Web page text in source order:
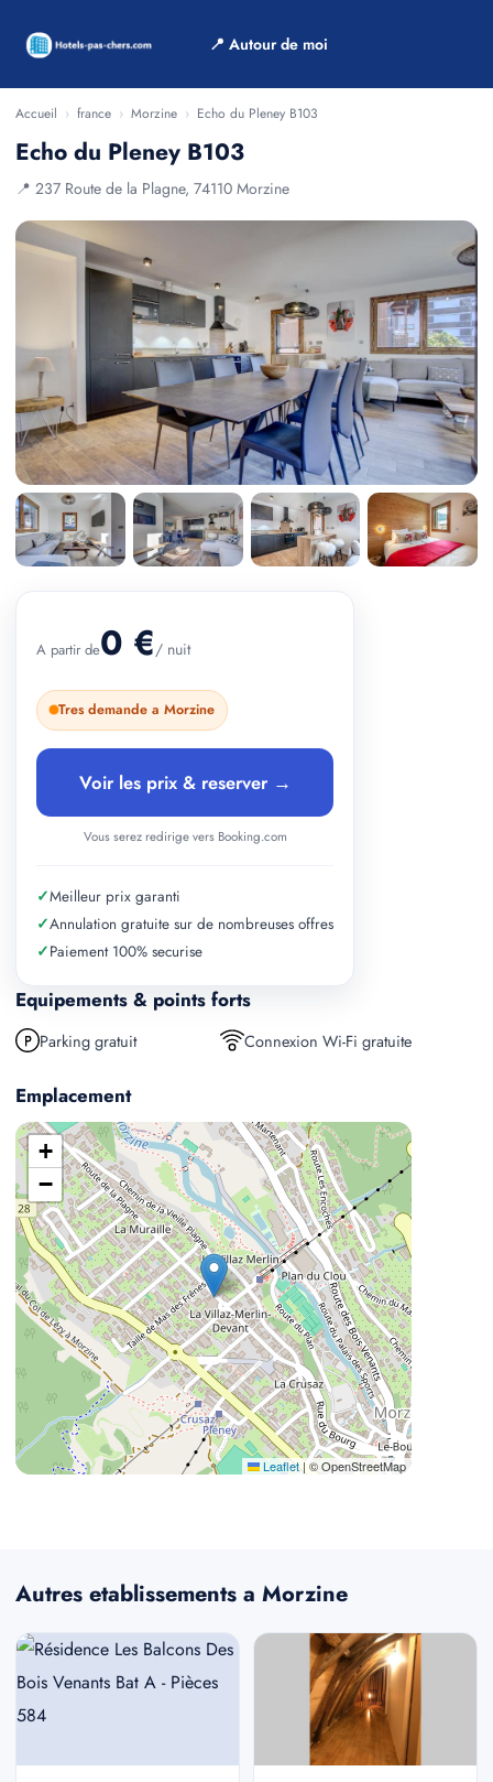
📍 Autour de moi
Accueil › france › Morzine › Echo du Pleney B103
Echo du Pleney B103
📍 237 Route de la Plagne, 74110 Morzine
Equipements & points forts
Parking gratuit Connexion Wi-Fi gratuite
Emplacement
+
−
Leaflet |© OpenStreetMap
A partir de0 €/ nuit
Tres demande a Morzine
Voir les prix & reserver →
Vous serez redirige vers Booking.com
✓Meilleur prix garanti
✓Annulation gratuite sur de nombreuses offres
✓Paiement 100% securise
Autres etablissements a Morzine